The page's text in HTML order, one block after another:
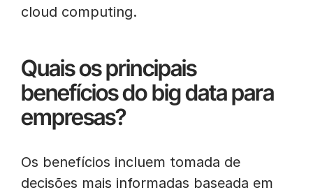
cloud computing.
Quais os principais
benefícios do big data para
empresas?
Os benefícios incluem tomada de
decisões mais informadas baseada em